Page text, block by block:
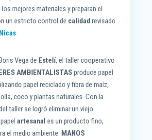
mejores materiales y preparan el
un estricto control de calidad revisado
Vega de Estelí, el taller cooperativo
AMBIENTALISTAS produce papel
papel reciclado y fibra de maíz,
coco y plantas naturales. Con la
taller se logró eliminar un viejo
artesanal es un producto fino,
el medio ambiente. MANOS